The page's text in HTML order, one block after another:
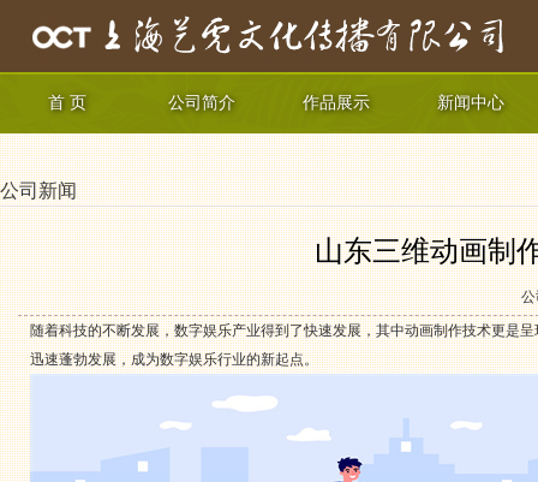
首 页 公司简介 作品展示 新闻中心
公司新闻
山东三维动画制
公
随着科技的不断发展，数字娱乐产业得到了快速发展，其中动画制作技术更是
迅速蓬勃发展，成为数字娱乐行业的新起点。